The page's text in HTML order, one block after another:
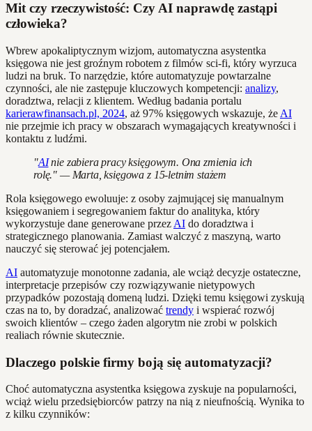
Mit czy rzeczywistość: Czy AI naprawdę zastąpi
człowieka?
Wbrew apokaliptycznym wizjom, automatyczna asystentka
księgowa nie jest groźnym robotem z filmów sci-fi, który wyrzuca
ludzi na bruk. To narzędzie, które automatyzuje powtarzalne
czynności, ale nie zastępuje kluczowych kompetencji: analizy,
doradztwa, relacji z klientem. Według badania portalu
karierawfinansach.pl, 2024, aż 97% księgowych wskazuje, że AI
nie przejmie ich pracy w obszarach wymagających kreatywności i
kontaktu z ludźmi.
"AInie zabiera pracy księgowym. Ona zmienia ich
rolę." — Marta, księgowa z 15-letnim stażem
Rola księgowego ewoluuje: z osoby zajmującej się manualnym
księgowaniem i segregowaniem faktur do analityka, który
wykorzystuje dane generowane przez AI do doradztwa i
strategicznego planowania. Zamiast walczyć z maszyną, warto
nauczyć się sterować jej potencjałem.
AI automatyzuje monotonne zadania, ale wciąż decyzje ostateczne,
interpretacje przepisów czy rozwiązywanie nietypowych
przypadków pozostają domeną ludzi. Dzięki temu księgowi zyskują
czas na to, by doradzać, analizować trendy i wspierać rozwój
swoich klientów – czego żaden algorytm nie zrobi w polskich
realiach równie skutecznie.
Dlaczego polskie firmy boją się automatyzacji?
Choć automatyczna asystentka księgowa zyskuje na popularności,
wciąż wielu przedsiębiorców patrzy na nią z nieufnością. Wynika to
z kilku czynników: